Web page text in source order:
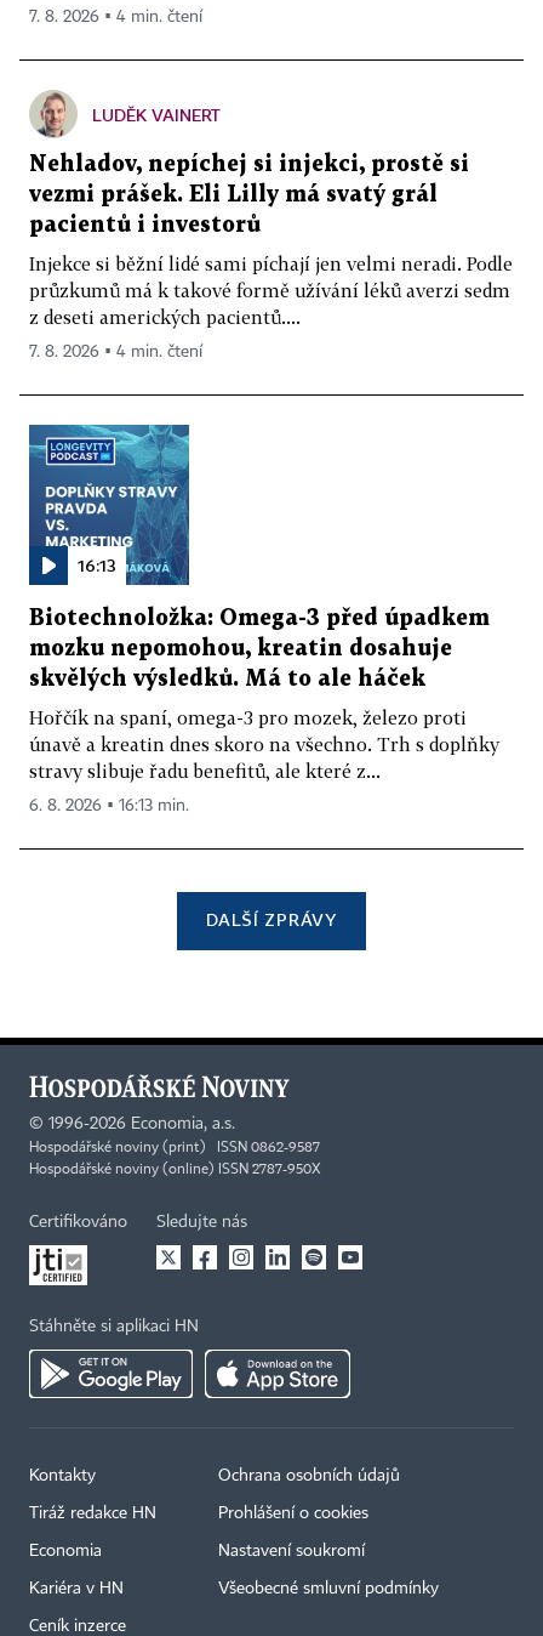
7. 8. 2026 ▪ 4 min. čtení
LUDĚK VAINERT
Nehladov, nepíchej si injekci, prostě si
vezmi prášek. Eli Lilly má svatý grál
pacientů i investorů
Injekce si běžní lidé sami píchají jen velmi neradi. Podle
průzkumů má k takové formě užívání léků averzi sedm
z deseti amerických pacientů....
7. 8. 2026 ▪ 4 min. čtení
16:13
Biotechnoložka: Omega-3 před úpadkem
mozku nepomohou, kreatin dosahuje
skvělých výsledků. Má to ale háček
Hořčík na spaní, omega-3 pro mozek, železo proti
únavě a kreatin dnes skoro na všechno. Trh s doplňky
stravy slibuje řadu benefitů, ale které z...
6. 8. 2026 ▪ 16:13 min.
DALŠÍ ZPRÁVY
© 1996-2026 Economia, a.s.
Hospodářské noviny (print) ISSN 0862-9587
Hospodářské noviny (online) ISSN 2787-950X
Certifikováno Sledujte nás
Stáhněte si aplikaci HN
Kontakty
Tiráž redakce HN
Economia
Kariéra v HN
Ceník inzerce
Ochrana osobních údajů
Prohlášení o cookies
Nastavení soukromí
Všeobecné smluvní podmínky